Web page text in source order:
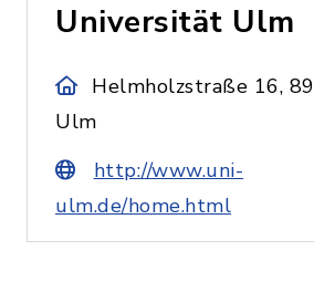
Universität Ulm
Helmholzstraße 16,
Ulm
http://www.uni-
ulm.de/home.html